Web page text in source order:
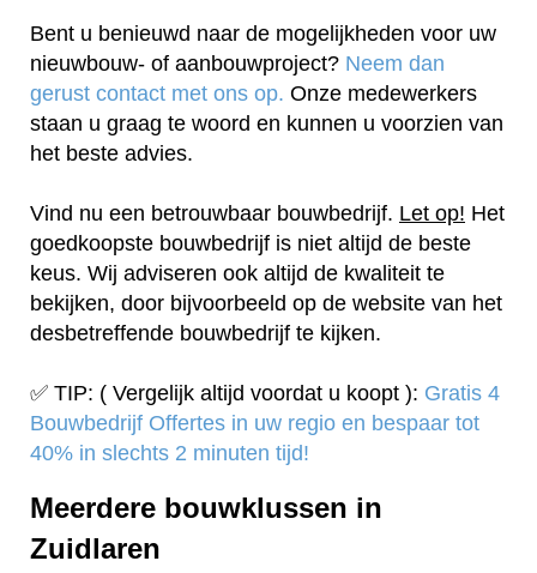
Bent u benieuwd naar de mogelijkheden voor uw
nieuwbouw- of aanbouwproject? Neem dan
gerust contact met ons op. Onze medewerkers
staan u graag te woord en kunnen u voorzien van
het beste advies.
Vind nu een betrouwbaar bouwbedrijf. Let op! Het
goedkoopste bouwbedrijf is niet altijd de beste
keus. Wij adviseren ook altijd de kwaliteit te
bekijken, door bijvoorbeeld op de website van het
desbetreffende bouwbedrijf te kijken.
✅ TIP: ( Vergelijk altijd voordat u koopt ): Gratis 4
Bouwbedrijf Offertes in uw regio en bespaar tot
40% in slechts 2 minuten tijd!
Meerdere bouwklussen in
Zuidlaren